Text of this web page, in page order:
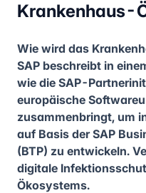
Krankenhaus-
Wie wird das
SAP beschreibt in
wie die SAP-
europäische
zusammenbringt, um
auf Basis der SAP
(BTP) zu entwickeln.
digitale
Ökosystems.